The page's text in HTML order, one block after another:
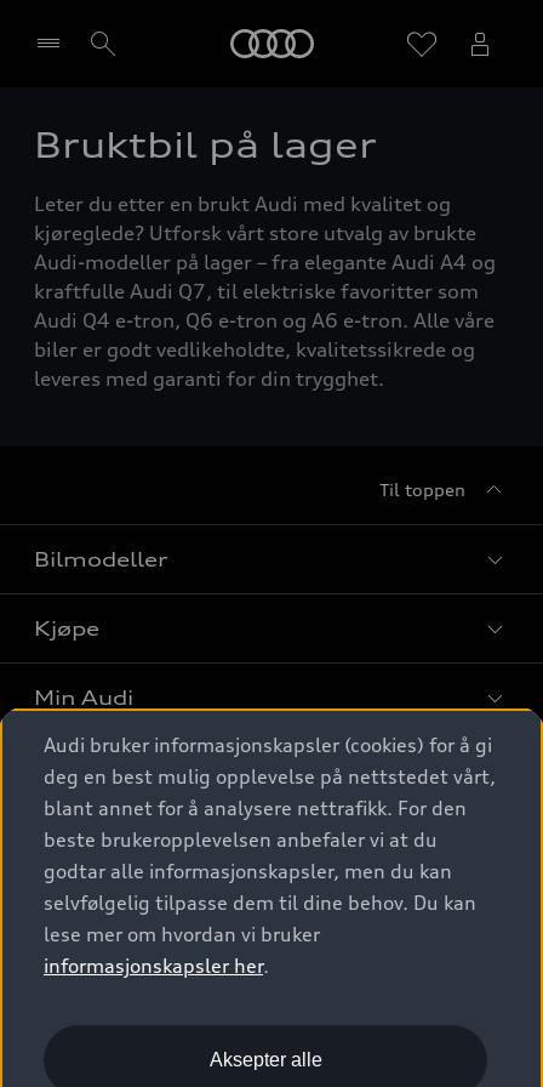
Velg forhandler
Bruktbil på lager
Leter du etter en brukt Audi med kvalitet og
kjøreglede? Utforsk vårt store utvalg av brukte
Audi-modeller på lager – fra elegante Audi A4 og
kraftfulle Audi Q7, til elektriske favoritter som
Audi Q4 e-tron, Q6 e-tron og A6 e-tron. Alle våre
biler er godt vedlikeholdte, kvalitetssikrede og
leveres med garanti for din trygghet.
Til toppen
Bilmodeller
Finn din Audi
Sammenlign bilmodeller
Elbiler
SUV
Stasjonsvogn
Sportback
S/RS
Konseptbiler og prototyper
Kjøpe
Kjøpshjelp
Biler på lager
Finn forhandler
Bestill prøvekjøring
Kontakt forhandler
Bilgarantier
Min Audi
Behold nybilfølelsen
Audi Originalt tilbehør
Verkstedtjenester
Digitale tjenester
Audi digitale tjenester
Audi connect
Functions on demand
Kom i gang med myAudi
Audi Norge
Kundeservice
Audi Driving Experience
© 2026 AUDI NORGE. All Rights Reserved.
Imprint
Audi bruker informasjonskapsler (cookies) for å gi
deg en best mulig opplevelse på nettstedet vårt,
blant annet for å analysere nettrafikk. For den
beste brukeropplevelsen anbefaler vi at du
godtar alle informasjonskapsler, men du kan
selvfølgelig tilpasse dem til dine behov. Du kan
lese mer om hvordan vi bruker
informasjonskapsler her.
Aksepter alle